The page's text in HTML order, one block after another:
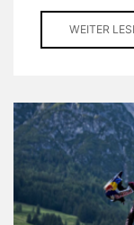
WEITER